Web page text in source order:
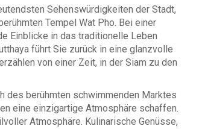
Sehenswürdigkeiten der Stadt,
Tempel Wat Pho. Bei einer
Einblicke in das traditionelle Leben
führt Sie zurück in eine glanzvolle
von einer Zeit, in der Siam zu den
des berühmten schwimmenden Marktes
eine einzigartige Atmosphäre schaffen.
Atmosphäre. Kulinarische Genüsse,